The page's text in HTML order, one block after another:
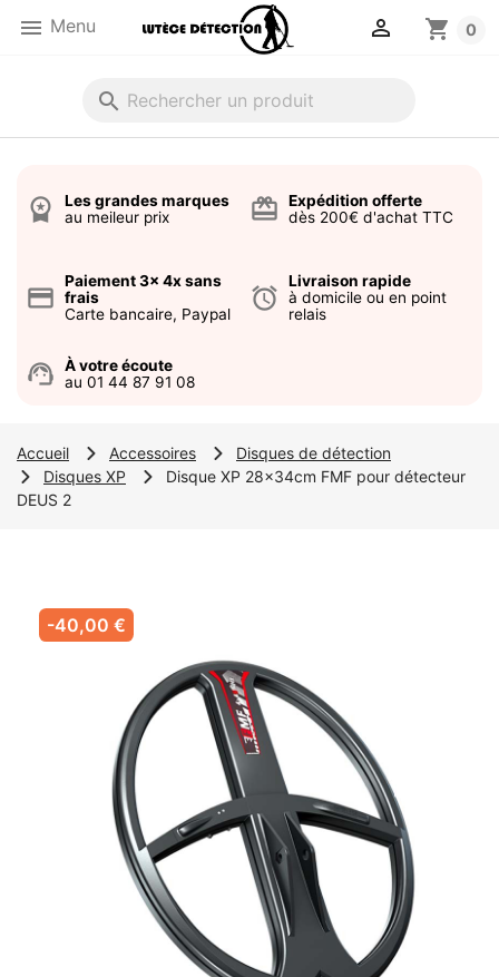
 Menu shopping_cart 0

search
workspace_premium
Les grandes marques
au meileur prix
card_giftcard
Expédition offerte
dès 200€ d'achat TTC
credit_card
Paiement 3x 4x sans
frais
Carte bancaire, Paypal
alarm
Livraison rapide
à domicile ou en point
relais
support_agent
À votre écoute
au 01 44 87 91 08
Accueil Accessoires
Disques de détection
Disques XP
Disque XP 28x34cm FMF pour détecteur
DEUS 2
-40,00 €